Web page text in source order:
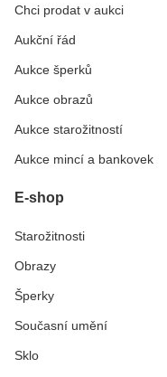
Chci prodat v aukci
Aukční řád
Aukce šperků
Aukce obrazů
Aukce starožitností
Aukce mincí a bankovek
E-shop
Starožitnosti
Obrazy
Šperky
Současní umění
Sklo